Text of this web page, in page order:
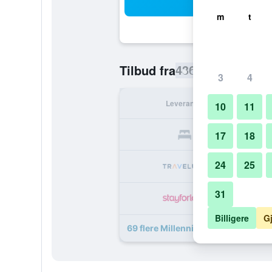
Tilbud fra436 kr
Leverandør
69 flere Millennium Place Marina
m t
3 4
10 11
17 18
24 25
31
Billigere